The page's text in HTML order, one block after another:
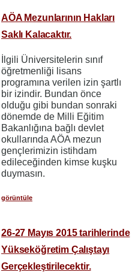
AÖA Mezunlarının Hakları
Saklı Kalacaktır.
İlgili Üniversitelerin sınıf
öğretmenliği lisans
programına verilen izin şartlı
bir izindir. Bundan önce
olduğu gibi bundan sonraki
dönemde de Milli Eğitim
Bakanlığına bağlı devlet
okullarında AÖA mezun
gençlerimizin istihdam
edileceğinden kimse kuşku
duymasın.
görüntüle
26-27 Mayıs 2015 tarihlerinde
Yükseköğretim Çalıştayı
Gerçekleştirilecektir.